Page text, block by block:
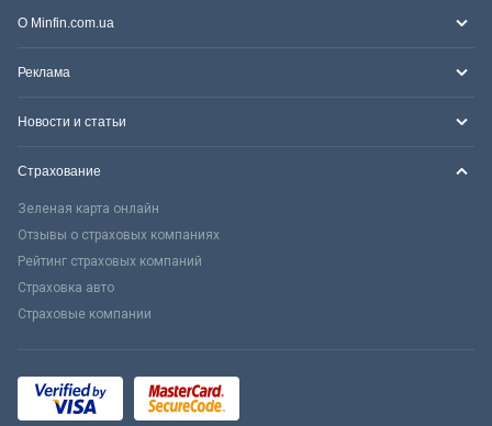
О Minfin.com.ua
Реклама
Новости и статьи
Страхование
Зеленая карта онлайн
Отзывы о страховых компаниях
Рейтинг страховых компаний
Страховка авто
Страховые компании